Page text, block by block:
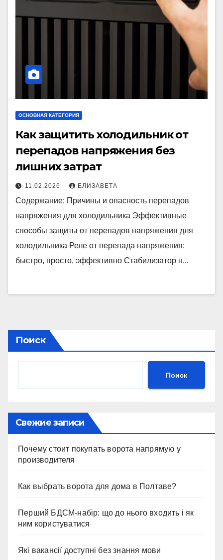
ОСНОВНАЯ КАТЕГОРИЯ
Как защитить холодильник от
перепадов напряжения без
лишних затрат
11.02.2026 ЕЛИЗАВЕТА
Содержание: Причины и опасность перепадов
напряжения для холодильника Эффективные
способы защиты от перепадов напряжения для
холодильника Реле от перепада напряжения:
быстро, просто, эффективно Стабилизатор н...
Поиск
Поиск
Свежие записи
Почему стоит покупать ворота напрямую у
производителя
Как выбрать ворота для дома в Полтаве?
Перший БДСМ-набір: що до нього входить і як
ним користуватися
Які вакансії доступні без знання мови